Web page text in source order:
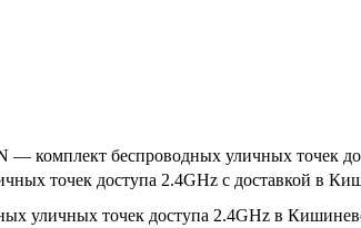
— комплект беспроводных уличных точек
точек доступа 2.4GHz с доставкой в
уличных точек доступа 2.4GHz в